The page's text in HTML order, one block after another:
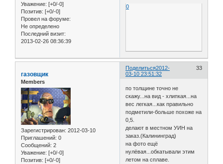
Уважение: [+0/-0]
Позитив: [+0/-0]
Провел на форуме:
Не определено
Последний визит:
2013-02-26 08:36:39
0
Поделиться 33
2012-
03-10 23:51:32
газовщик
Members
Зарегистрирован: 2012-03-10
Приглашений: 0
Сообщений: 2
Уважение: [+0/-0]
Позитив: [+0/-0]
по толщине точно не
скажу...на вид - хлипкая...на
вес легкая...как правильно
подметили-больше похоже на
0,5.
делают в местном УИН на
заказ.(Калининград)
на фото ещё
нулёвая...обкатывали этим
летом на сплаве.